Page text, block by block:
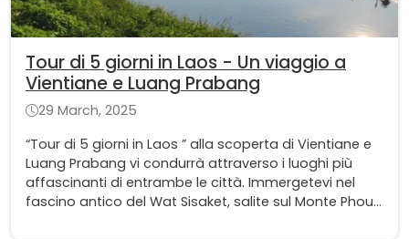
Tour di 5 giorni in Laos - Un viaggio a
Vientiane e Luang Prabang
29 March, 2025
“Tour di 5 giorni in Laos ” alla scoperta di Vientiane e
Luang Prabang vi condurrà attraverso i luoghi più
affascinanti di entrambe le città. Immergetevi nel
fascino antico del Wat Sisaket, salite sul Monte Phousi